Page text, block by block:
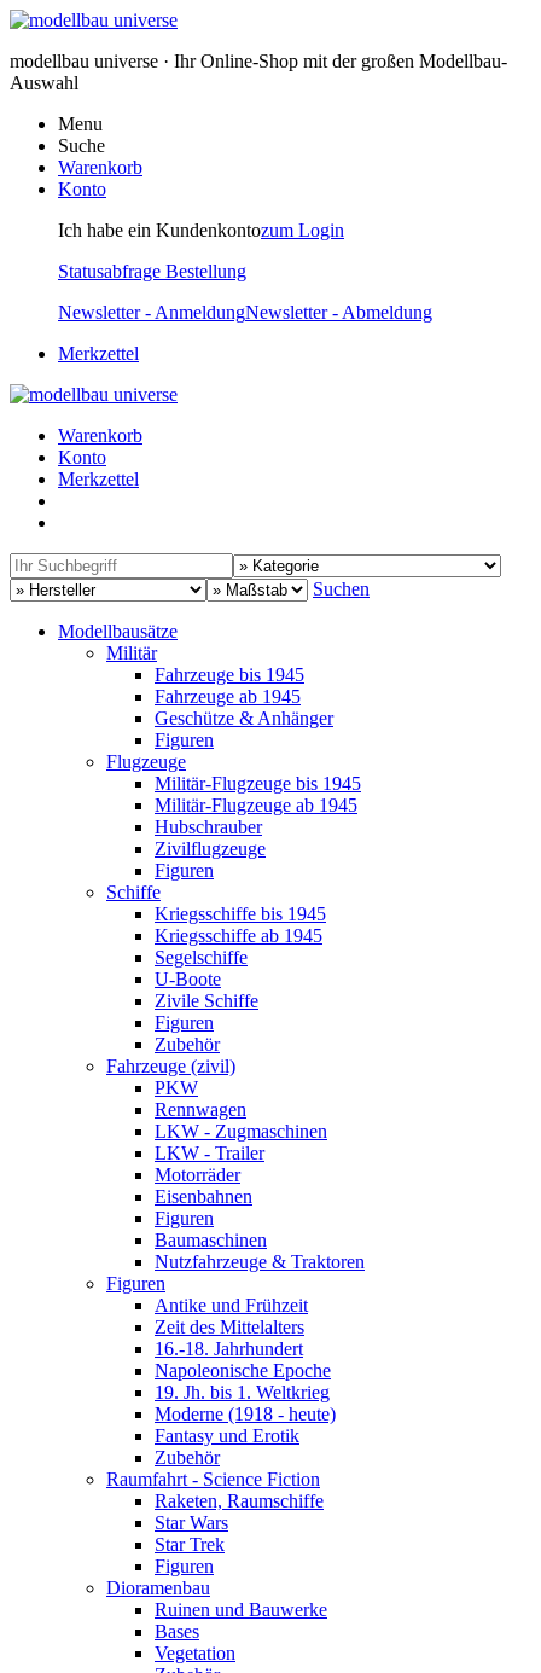
modellbau universe · Ihr Online-Shop mit der großen Modellbau-
Auswahl
Menu
Suche
Warenkorb
Konto
Ich habe ein Kundenkontozum Login
Statusabfrage Bestellung
Newsletter - AnmeldungNewsletter - Abmeldung
Merkzettel
Warenkorb
Konto
Merkzettel
Suchen
Modellbausätze
Militär
Fahrzeuge bis 1945
Fahrzeuge ab 1945
Geschütze & Anhänger
Figuren
Flugzeuge
Militär-Flugzeuge bis 1945
Militär-Flugzeuge ab 1945
Hubschrauber
Zivilflugzeuge
Figuren
Schiffe
Kriegsschiffe bis 1945
Kriegsschiffe ab 1945
Segelschiffe
U-Boote
Zivile Schiffe
Figuren
Zubehör
Fahrzeuge (zivil)
PKW
Rennwagen
LKW - Zugmaschinen
LKW - Trailer
Motorräder
Eisenbahnen
Figuren
Baumaschinen
Nutzfahrzeuge & Traktoren
Figuren
Antike und Frühzeit
Zeit des Mittelalters
16.-18. Jahrhundert
Napoleonische Epoche
19. Jh. bis 1. Weltkrieg
Moderne (1918 - heute)
Fantasy und Erotik
Zubehör
Raumfahrt - Science Fiction
Raketen, Raumschiffe
Star Wars
Star Trek
Figuren
Dioramenbau
Ruinen und Bauwerke
Bases
Vegetation